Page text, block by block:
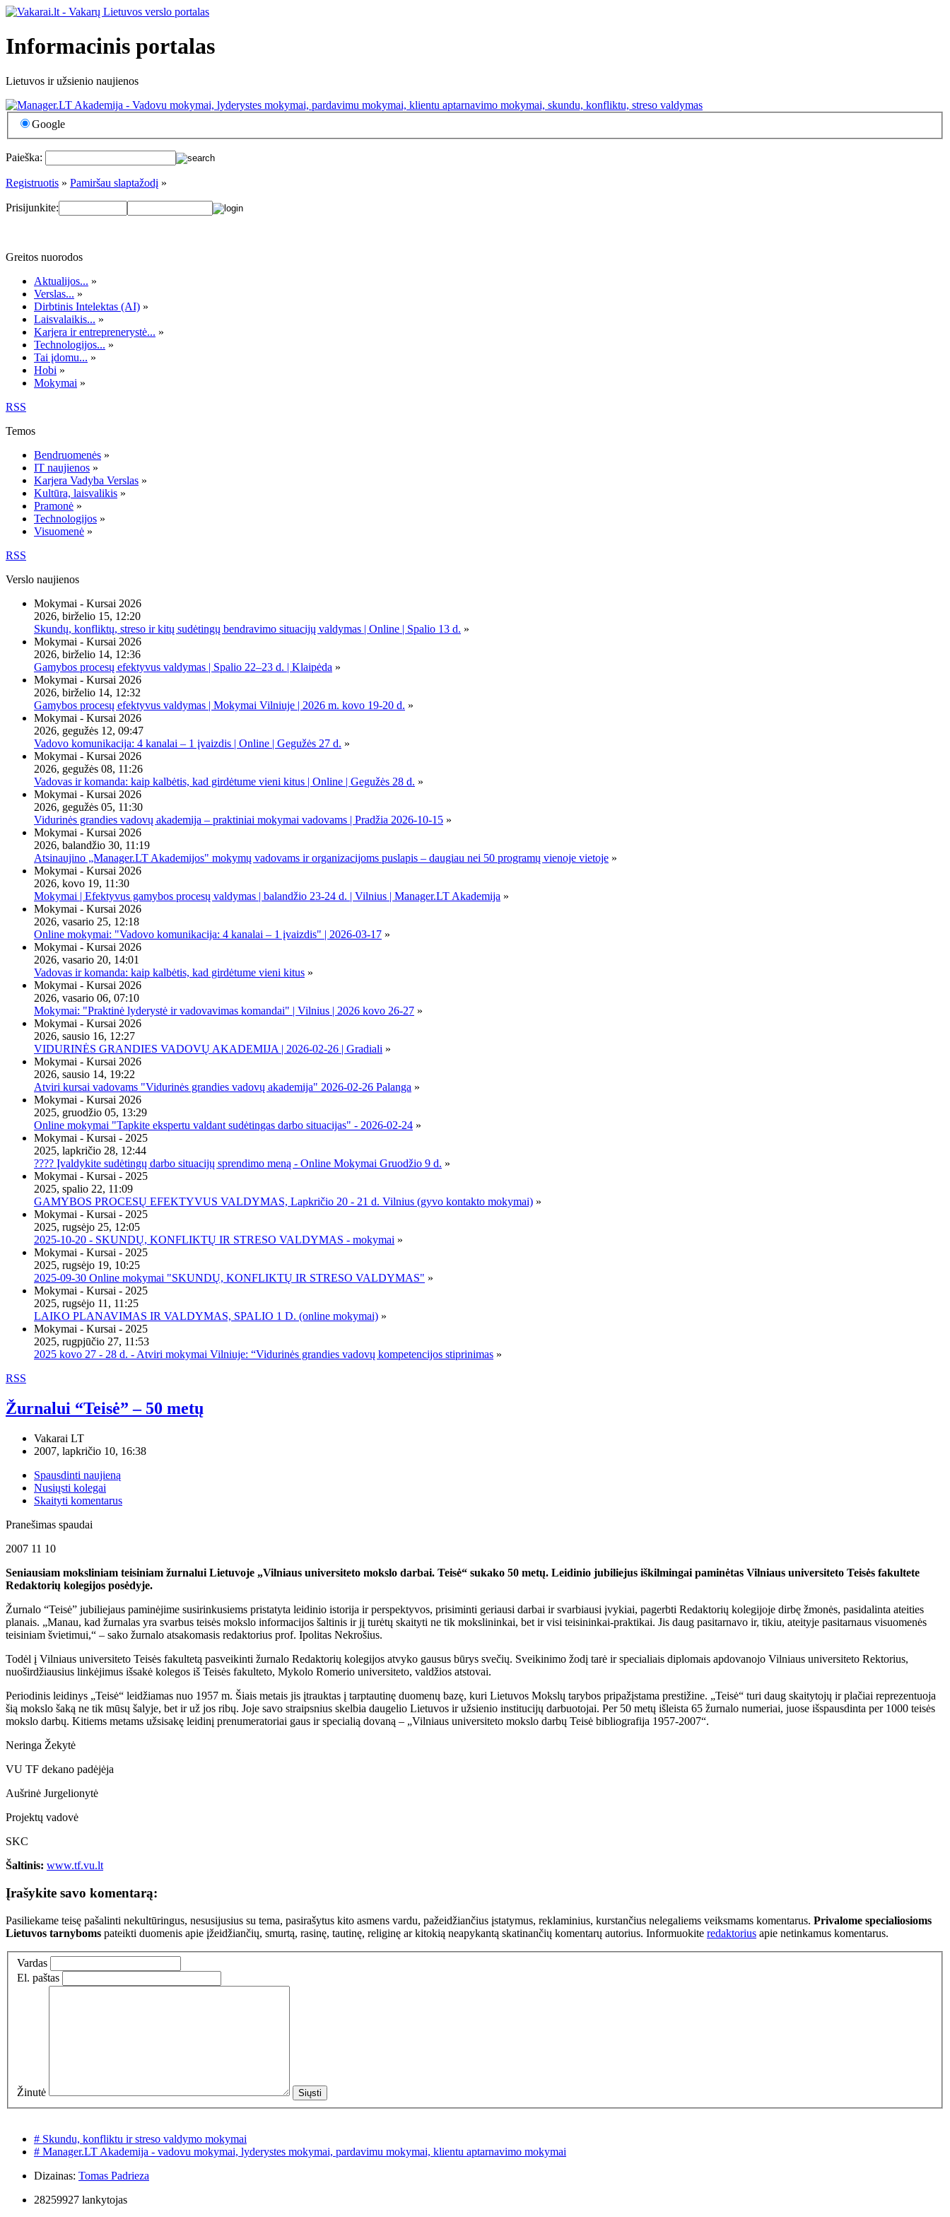
Informacinis portalas
Lietuvos ir užsienio naujienos
Google
Paieška:
Registruotis » Pamiršau slaptažodį »
Prisijunkite:
Greitos nuorodos
Aktualijos... »
Verslas... »
Dirbtinis Intelektas (AI) »
Laisvalaikis... »
Karjera ir entreprenerystė... »
Technologijos... »
Tai įdomu... »
Hobi »
Mokymai »
RSS
Temos
Bendruomenės »
IT naujienos »
Karjera Vadyba Verslas »
Kultūra, laisvalikis »
Pramonė »
Technologijos »
Visuomenė »
RSS
Verslo naujienos
Mokymai - Kursai 2026
2026, birželio 15, 12:20
Skundų, konfliktų, streso ir kitų sudėtingų bendravimo situacijų valdymas | Online | Spalio 13 d. »
Mokymai - Kursai 2026
2026, birželio 14, 12:36
Gamybos procesų efektyvus valdymas | Spalio 22–23 d. | Klaipėda »
Mokymai - Kursai 2026
2026, birželio 14, 12:32
Gamybos procesų efektyvus valdymas | Mokymai Vilniuje | 2026 m. kovo 19-20 d. »
Mokymai - Kursai 2026
2026, gegužės 12, 09:47
Vadovo komunikacija: 4 kanalai – 1 įvaizdis | Online | Gegužės 27 d. »
Mokymai - Kursai 2026
2026, gegužės 08, 11:26
Vadovas ir komanda: kaip kalbėtis, kad girdėtume vieni kitus | Online | Gegužės 28 d. »
Mokymai - Kursai 2026
2026, gegužės 05, 11:30
Vidurinės grandies vadovų akademija – praktiniai mokymai vadovams | Pradžia 2026-10-15 »
Mokymai - Kursai 2026
2026, balandžio 30, 11:19
Atsinaujino „Manager.LT Akademijos" mokymų vadovams ir organizacijoms puslapis – daugiau nei 50 programų vienoje vietoje »
Mokymai - Kursai 2026
2026, kovo 19, 11:30
Mokymai | Efektyvus gamybos procesų valdymas | balandžio 23-24 d. | Vilnius | Manager.LT Akademija »
Mokymai - Kursai 2026
2026, vasario 25, 12:18
Online mokymai: "Vadovo komunikacija: 4 kanalai – 1 įvaizdis" | 2026-03-17 »
Mokymai - Kursai 2026
2026, vasario 20, 14:01
Vadovas ir komanda: kaip kalbėtis, kad girdėtume vieni kitus »
Mokymai - Kursai 2026
2026, vasario 06, 07:10
Mokymai: "Praktinė lyderystė ir vadovavimas komandai" | Vilnius | 2026 kovo 26-27 »
Mokymai - Kursai 2026
2026, sausio 16, 12:27
VIDURINĖS GRANDIES VADOVŲ AKADEMIJA | 2026-02-26 | Gradiali »
Mokymai - Kursai 2026
2026, sausio 14, 19:22
Atviri kursai vadovams "Vidurinės grandies vadovų akademija" 2026-02-26 Palanga »
Mokymai - Kursai 2026
2025, gruodžio 05, 13:29
Online mokymai "Tapkite ekspertu valdant sudėtingas darbo situacijas" - 2026-02-24 »
Mokymai - Kursai - 2025
2025, lapkričio 28, 12:44
???? Įvaldykite sudėtingų darbo situacijų sprendimo meną - Online Mokymai Gruodžio 9 d. »
Mokymai - Kursai - 2025
2025, spalio 22, 11:09
GAMYBOS PROCESŲ EFEKTYVUS VALDYMAS, Lapkričio 20 - 21 d. Vilnius (gyvo kontakto mokymai) »
Mokymai - Kursai - 2025
2025, rugsėjo 25, 12:05
2025-10-20 - SKUNDŲ, KONFLIKTŲ IR STRESO VALDYMAS - mokymai »
Mokymai - Kursai - 2025
2025, rugsėjo 19, 10:25
2025-09-30 Online mokymai "SKUNDŲ, KONFLIKTŲ IR STRESO VALDYMAS" »
Mokymai - Kursai - 2025
2025, rugsėjo 11, 11:25
LAIKO PLANAVIMAS IR VALDYMAS, SPALIO 1 D. (online mokymai) »
Mokymai - Kursai - 2025
2025, rugpjūčio 27, 11:53
2025 kovo 27 - 28 d. - Atviri mokymai Vilniuje: “Vidurinės grandies vadovų kompetencijos stiprinimas »
RSS
Žurnalui “Teisė” – 50 metų
Vakarai LT
2007, lapkričio 10, 16:38
Spausdinti naujieną
Nusiųsti kolegai
Skaityti komentarus
Pranešimas spaudai
2007 11 10
Seniausiam moksliniam teisiniam žurnalui Lietuvoje „Vilniaus universiteto mokslo darbai. Teisė“ sukako 50 metų. Leidinio jubiliejus iškilmingai paminėtas Vilniaus universiteto Teisės fakultete
Redaktorių kolegijos posėdyje.
Žurnalo “Teisė” jubiliejaus paminėjime susirinkusiems pristatyta leidinio istorija ir perspektyvos, prisiminti geriausi darbai ir svarbiausi įvykiai, pagerbti Redaktorių kolegijoje dirbę žmonės, pasidalinta ateities
planais. „Manau, kad žurnalas yra svarbus teisės mokslo informacijos šaltinis ir jį turėtų skaityti ne tik mokslininkai, bet ir visi teisininkai-praktikai. Jis daug pasitarnavo ir, tikiu, ateityje pasitarnaus visuomenės
teisiniam švietimui,“ – sako žurnalo atsakomasis redaktorius prof. Ipolitas Nekrošius.
Todėl į Vilniaus universiteto Teisės fakultetą pasveikinti žurnalo Redaktorių kolegijos atvyko gausus būrys svečių. Sveikinimo žodį tarė ir specialiais diplomais apdovanojo Vilniaus universiteto Rektorius,
nuoširdžiausius linkėjimus išsakė kolegos iš Teisės fakulteto, Mykolo Romerio universiteto, valdžios atstovai.
Periodinis leidinys „Teisė“ leidžiamas nuo 1957 m. Šiais metais jis įtrauktas į tarptautinę duomenų bazę, kuri Lietuvos Mokslų tarybos pripažįstama prestižine. „Teisė“ turi daug skaitytojų ir plačiai reprezentuoja
šią mokslo šaką ne tik mūsų šalyje, bet ir už jos ribų. Joje savo straipsnius skelbia daugelio Lietuvos ir užsienio institucijų darbuotojai. Per 50 metų išleista 65 žurnalo numeriai, juose išspausdinta per 1000 teisės
mokslo darbų. Kitiems metams užsisakę leidinį prenumeratoriai gaus ir specialią dovaną – „Vilniaus universiteto mokslo darbų Teisė bibliografija 1957-2007“.
Neringa Žekytė
VU TF dekano padėjėja
Aušrinė Jurgelionytė
Projektų vadovė
SKC
Šaltinis: www.tf.vu.lt
Įrašykite savo komentarą:
Pasiliekame teisę pašalinti nekultūringus, nesusijusius su tema, pasirašytus kito asmens vardu, pažeidžiančius įstatymus, reklaminius, kurstančius nelegaliems veiksmams komentarus. Privalome specialiosioms
Lietuvos tarnyboms pateikti duomenis apie įžeidžiančių, smurtą, rasinę, tautinę, religinę ar kitokią neapykantą skatinančių komentarų autorius. Informuokite redaktorius apie netinkamus komentarus.
Vardas
El. paštas
Žinutė
# Skundu, konfliktu ir streso valdymo mokymai
# Manager.LT Akademija - vadovu mokymai, lyderystes mokymai, pardavimu mokymai, klientu aptarnavimo mokymai
Dizainas: Tomas Padrieza
28259927 lankytojas